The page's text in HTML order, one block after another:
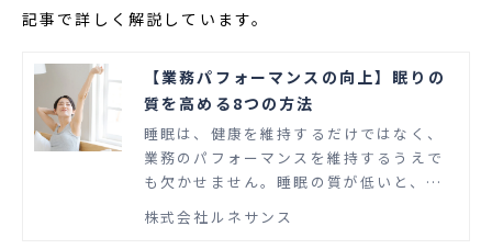
記事で詳しく解説しています。
【業務パフォーマンスの向上】眠りの
質を高める8つの方法
睡眠は、健康を維持するだけではなく、
業務のパフォーマンスを維持するうえで
も欠かせません。睡眠の質が低いと、健
康への影響はもちろん、単純ミスが増え
たり判断が鈍ったりするため、パフォー
株式会社ルネサンス